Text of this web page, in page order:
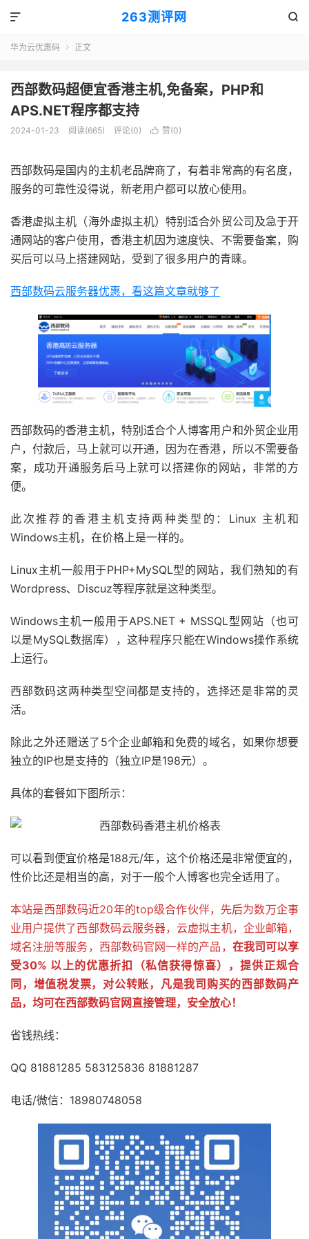
263测评网 

华为云优惠码  正文
西部数码超便宜香港主机,免备案，PHP和
APS.NET程序都支持
2024-01-23 阅读(665) 评论(0)  赞(0)
西部数码是国内的主机老品牌商了，有着非常高的有名度，
服务的可靠性没得说，新老用户都可以放心使用。
香港虚拟主机（海外虚拟主机）特别适合外贸公司及急于开
通网站的客户使用，香港主机因为速度快、不需要备案，购
买后可以马上搭建网站，受到了很多用户的青睐。
西部数码云服务器优惠，看这篇文章就够了
西部数码的香港主机，特别适合个人博客用户和外贸企业用
户，付款后，马上就可以开通，因为在香港，所以不需要备
案，成功开通服务后马上就可以搭建你的网站，非常的方
便。
此次推荐的香港主机支持两种类型的：Linux 主机和
Windows主机，在价格上是一样的。
Linux主机一般用于PHP+MySQL型的网站，我们熟知的有
Wordpress、Discuz等程序就是这种类型。
Windows主机一般用于APS.NET + MSSQL型网站（也可
以是MySQL数据库），这种程序只能在Windows操作系统
上运行。
西部数码这两种类型空间都是支持的，选择还是非常的灵
活。
除此之外还赠送了5个企业邮箱和免费的域名，如果你想要
独立的IP也是支持的（独立IP是198元）。
具体的套餐如下图所示：
可以看到便宜价格是188元/年，这个价格还是非常便宜的，
性价比还是相当的高，对于一般个人博客也完全适用了。
本站是西部数码近20年的top级合作伙伴，先后为数万企事
业用户提供了西部数码云服务器，云虚拟主机，企业邮箱，
域名注册等服务，西部数码官网一样的产品， 在我司可以享
受30% 以上的优惠折扣（私信获得惊喜），提供正规合
同，增值税发票，对公转账，凡是我司购买的西部数码产
品，均可在西部数码官网直接管理，安全放心！
省钱热线：
QQ 81881285 583125836 81881287
电话/微信：18980748058